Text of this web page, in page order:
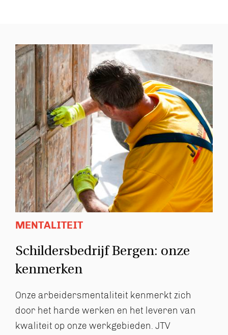
MENTALITEIT
Schildersbedrijf Bergen: onze
kenmerken
Onze arbeidersmentaliteit kenmerkt zich
door het harde werken en het leveren van
kwaliteit op onze werkgebieden. JTV